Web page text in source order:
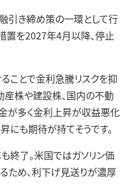
引き締め策の一環として行
置を2027年4月以降、停止
ことで金利急騰リスクを抑
産株や建設株、国内の不動
が多く金利上昇が収益悪化
も期待が持てそうです。
終了。米国ではガソリン価
ため、利下げ見送りが濃厚